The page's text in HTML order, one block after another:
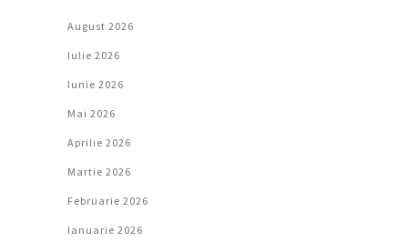
August 2026
Iulie 2026
Iunie 2026
Mai 2026
Aprilie 2026
Martie 2026
Februarie 2026
Ianuarie 2026